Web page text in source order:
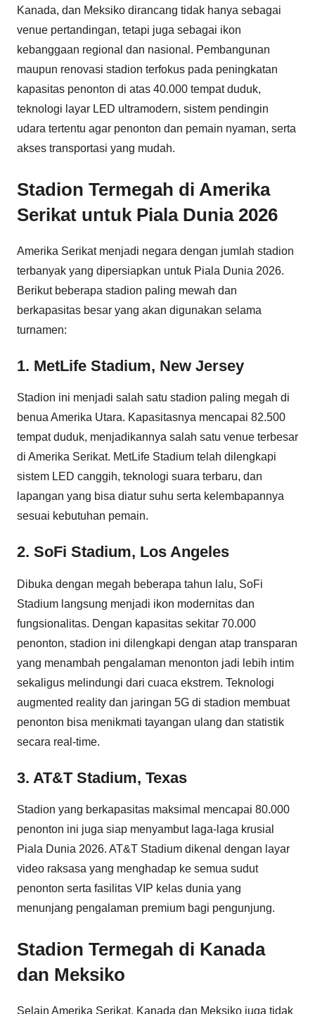
Kanada, dan Meksiko dirancang tidak hanya sebagai
venue pertandingan, tetapi juga sebagai ikon
kebanggaan regional dan nasional. Pembangunan
maupun renovasi stadion terfokus pada peningkatan
kapasitas penonton di atas 40.000 tempat duduk,
teknologi layar LED ultramodern, sistem pendingin
udara tertentu agar penonton dan pemain nyaman, serta
akses transportasi yang mudah.
Stadion Termegah di Amerika
Serikat untuk Piala Dunia 2026
Amerika Serikat menjadi negara dengan jumlah stadion
terbanyak yang dipersiapkan untuk Piala Dunia 2026.
Berikut beberapa stadion paling mewah dan
berkapasitas besar yang akan digunakan selama
turnamen:
1. MetLife Stadium, New Jersey
Stadion ini menjadi salah satu stadion paling megah di
benua Amerika Utara. Kapasitasnya mencapai 82.500
tempat duduk, menjadikannya salah satu venue terbesar
di Amerika Serikat. MetLife Stadium telah dilengkapi
sistem LED canggih, teknologi suara terbaru, dan
lapangan yang bisa diatur suhu serta kelembapannya
sesuai kebutuhan pemain.
2. SoFi Stadium, Los Angeles
Dibuka dengan megah beberapa tahun lalu, SoFi
Stadium langsung menjadi ikon modernitas dan
fungsionalitas. Dengan kapasitas sekitar 70.000
penonton, stadion ini dilengkapi dengan atap transparan
yang menambah pengalaman menonton jadi lebih intim
sekaligus melindungi dari cuaca ekstrem. Teknologi
augmented reality dan jaringan 5G di stadion membuat
penonton bisa menikmati tayangan ulang dan statistik
secara real-time.
3. AT&T Stadium, Texas
Stadion yang berkapasitas maksimal mencapai 80.000
penonton ini juga siap menyambut laga-laga krusial
Piala Dunia 2026. AT&T Stadium dikenal dengan layar
video raksasa yang menghadap ke semua sudut
penonton serta fasilitas VIP kelas dunia yang
menunjang pengalaman premium bagi pengunjung.
Stadion Termegah di Kanada
dan Meksiko
Selain Amerika Serikat, Kanada dan Meksiko juga tidak